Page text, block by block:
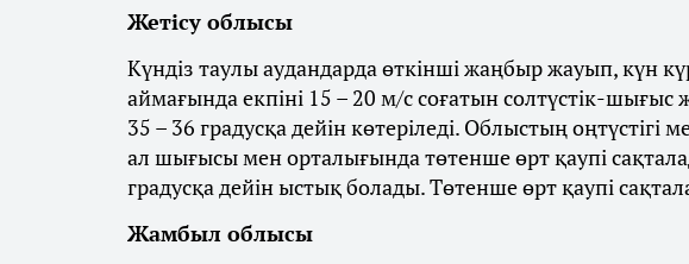
Жетісу облысы
Күндіз таулы аудандарда өткінші жаңбыр жауып, күн
аймағында екпіні 15 – 20 м/с соғатын солтүстік-шығыс
35 – 36 градусқа дейін көтеріледі. Облыстың оңтүстігі
ал шығысы мен орталығында төтенше өрт қаупі
градусқа дейін ыстық болады. Төтенше өрт қаупі
Жамбыл облысы